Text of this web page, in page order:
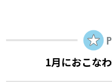
1月におこな